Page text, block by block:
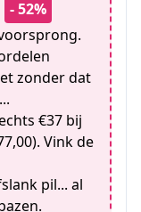
- 52%
zonder dat
€37 bij
Vink de
pil... al